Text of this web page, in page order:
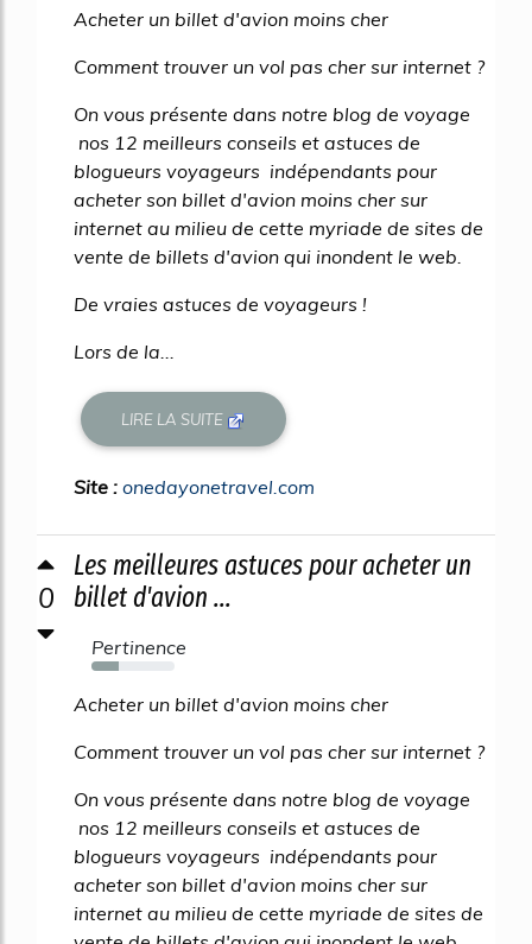
Acheter un billet d'avion moins cher
Comment trouver un vol pas cher sur internet ?
On vous présente dans notre blog de voyage
nos 12 meilleurs conseils et astuces de
blogueurs voyageurs indépendants pour
acheter son billet d'avion moins cher sur
internet au milieu de cette myriade de sites de
vente de billets d'avion qui inondent le web.
De vraies astuces de voyageurs !
Lors de la...
LIRE LA SUITE
Site : onedayonetravel.com
0
Les meilleures astuces pour acheter un
billet d'avion ...
Pertinence
33%
Acheter un billet d'avion moins cher
Comment trouver un vol pas cher sur internet ?
On vous présente dans notre blog de voyage
nos 12 meilleurs conseils et astuces de
blogueurs voyageurs indépendants pour
acheter son billet d'avion moins cher sur
internet au milieu de cette myriade de sites de